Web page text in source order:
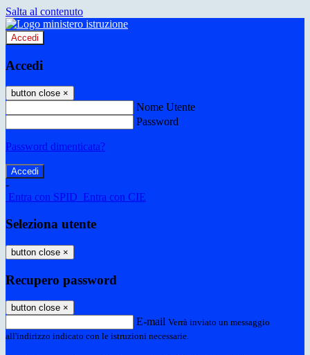
Salta al contenuto
Accedi
Accedi
button close ×
Nome Utente
Password
Password dimenticata?
-
Entra con SPID Entra con CIE
Seleziona utente
button close ×
Recupero password
button close ×
E-mail Verrà inviato un messaggio
all'indirizzo indicato con le istruzioni necessarie.